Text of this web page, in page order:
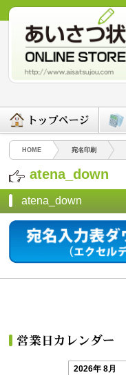
HOME 宛名印刷
atena_down
atena_down
2026年 8月